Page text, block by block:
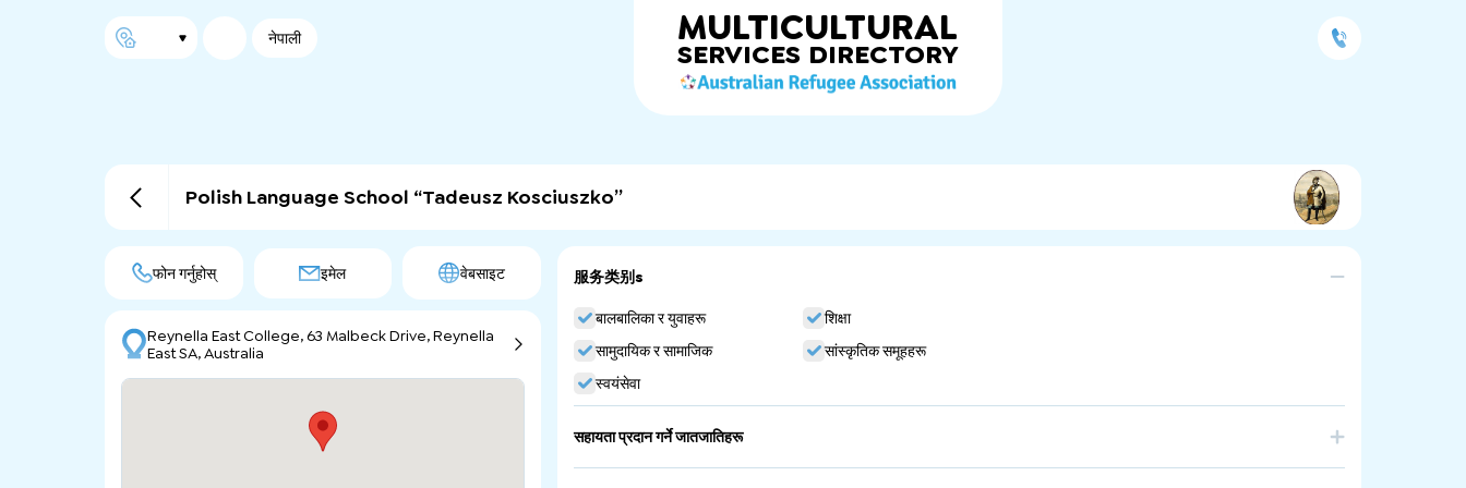
नेपाली MULTICULTURAL
SERVICES DIRECTORY
Polish Language School “Tadeusz Kosciuszko”
फोन गर्नुहोस् इमेल वेबसाइट
Reynella East College, 63 Malbeck Drive, Reynella
East SA, Australia
服务类别s
बालबालिका र युवाहरू
शिक्षा
सामुदायिक र सामाजिक
सांस्कृतिक समूहहरू
स्वयंसेवा
सहायता प्रदान गर्ने जातजातिहरू